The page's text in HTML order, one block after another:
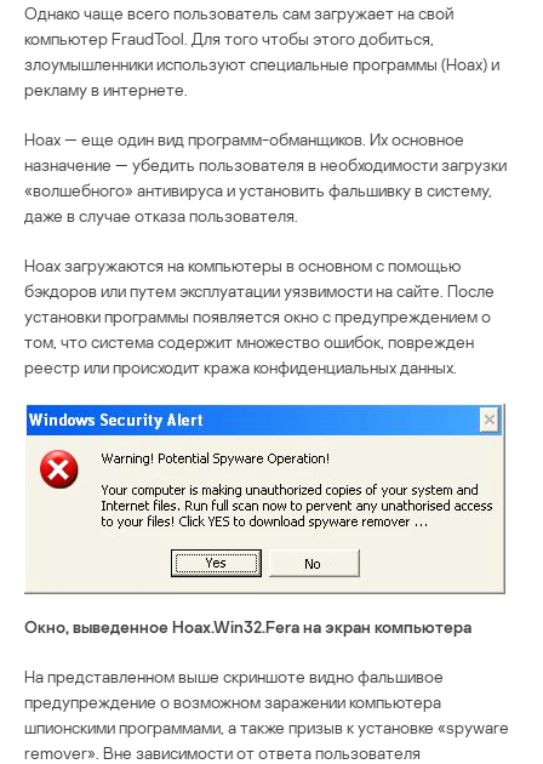
Однако чаще всего пользователь сам загружает на свой
компьютер FraudTool. Для того чтобы этого добиться,
злоумышленники используют специальные программы (Hoax) и
рекламу в интернете.
Hoax — еще один вид программ-обманщиков. Их основное
назначение — убедить пользователя в необходимости загрузки
«волшебного» антивируса и установить фальшивку в систему,
даже в случае отказа пользователя.
Hoax загружаются на компьютеры в основном с помощью
бэкдоров или путем эксплуатации уязвимости на сайте. После
установки программы появляется окно с предупреждением о
том, что система содержит множество ошибок, поврежден
реестр или происходит кража конфиденциальных данных.
Окно, выведенное Hoax.Win32.Fera на экран компьютера
На представленном выше скриншоте видно фальшивое
предупреждение о возможном заражении компьютера
шпионскими программами, а также призыв к установке «spyware
remover». Вне зависимости от ответа пользователя